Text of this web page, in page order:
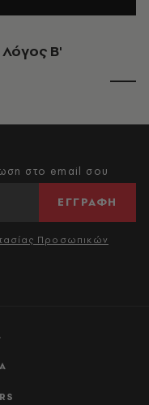
Λόγος Β'
στο email σου
ΕΓΓΡΑΦΗ
Προσωπικών